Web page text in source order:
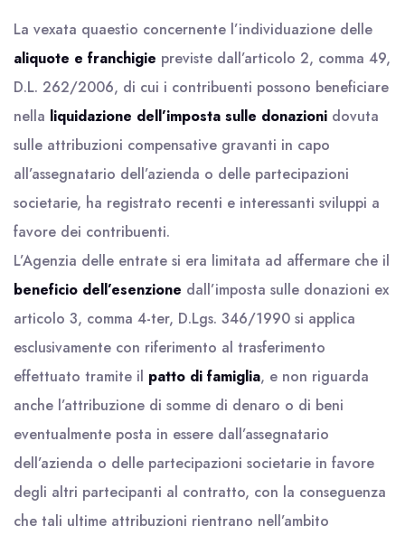
La vexata quaestio concernente l’individuazione delle
aliquote e franchigie previste dall’articolo 2, comma 49,
D.L. 262/2006, di cui i contribuenti possono beneficiare
nella liquidazione dell’imposta sulle donazioni dovuta
sulle attribuzioni compensative gravanti in capo
all’assegnatario dell’azienda o delle partecipazioni
societarie, ha registrato recenti e interessanti sviluppi a
favore dei contribuenti.
L’Agenzia delle entrate si era limitata ad affermare che il
beneficio dell’esenzione dall’imposta sulle donazioni ex
articolo 3, comma 4-ter, D.Lgs. 346/1990 si applica
esclusivamente con riferimento al trasferimento
effettuato tramite il patto di famiglia, e non riguarda
anche l’attribuzione di somme di denaro o di beni
eventualmente posta in essere dall’assegnatario
dell’azienda o delle partecipazioni societarie in favore
degli altri partecipanti al contratto, con la conseguenza
che tali ultime attribuzioni rientrano nell’ambito